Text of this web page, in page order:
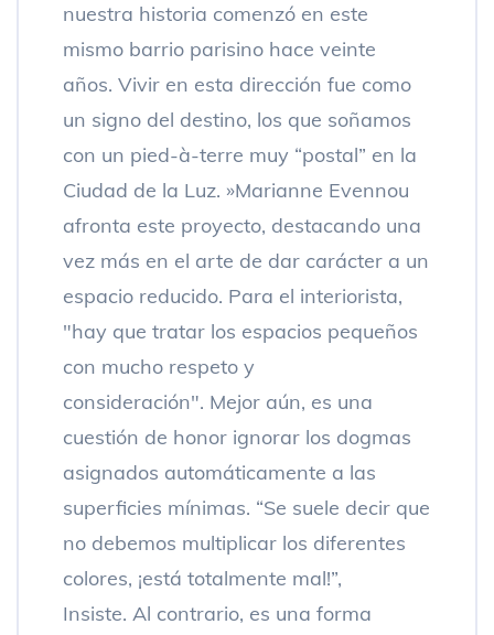
nuestra historia comenzó en este
mismo barrio parisino hace veinte
años. Vivir en esta dirección fue como
un signo del destino, los que soñamos
con un pied-à-terre muy “postal” en la
Ciudad de la Luz. »Marianne Evennou
afronta este proyecto, destacando una
vez más en el arte de dar carácter a un
espacio reducido. Para el interiorista,
"hay que tratar los espacios pequeños
con mucho respeto y
consideración". Mejor aún, es una
cuestión de honor ignorar los dogmas
asignados automáticamente a las
superficies mínimas. “Se suele decir que
no debemos multiplicar los diferentes
colores, ¡está totalmente mal!”,
Insiste. Al contrario, es una forma